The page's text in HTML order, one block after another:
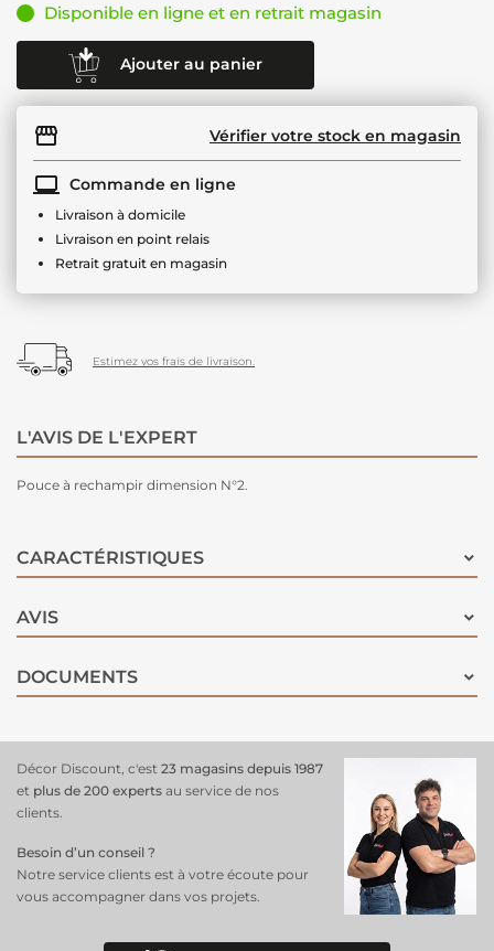
Disponible en ligne et en retrait magasin
Ajouter au panier
Vérifier votre stock en magasin
Commande en ligne
Livraison à domicile
Livraison en point relais
Retrait gratuit en magasin
Estimez vos frais de livraison.
L'AVIS DE L'EXPERT
Pouce à rechampir dimension N°2.
CARACTÉRISTIQUES
AVIS
DOCUMENTS
Décor Discount, c'est 23 magasins depuis 1987
et plus de 200 experts au service de nos
clients.
Besoin d’un conseil ?
Notre service clients est à votre écoute pour
vous accompagner dans vos projets.